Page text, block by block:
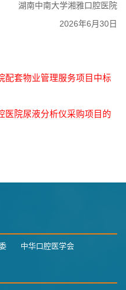
湖南中南大学湘雅口腔医院
2026年6月30日
配套物业管理服务项目中标
医院尿液分析仪采购项目的
中华口腔医学会